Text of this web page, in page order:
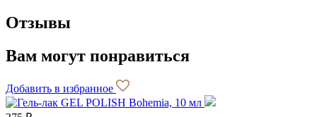
Отзывы
Вам могут понравиться
Добавить в избранное